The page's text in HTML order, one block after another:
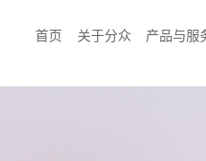
首页 关于分众 产品与服